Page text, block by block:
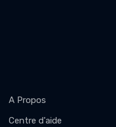
A Propos
Centre d'aide